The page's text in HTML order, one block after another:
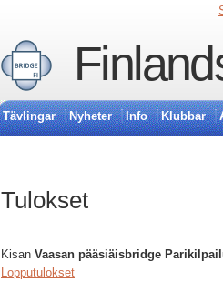
Tävlingar Nyheter Info Klubbar
Tulokset
Kisan Vaasan pääsiäisbridge
Lopputulokset